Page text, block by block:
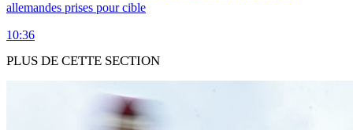
allemandes prises pour cible
10:36
PLUS DE CETTE SECTION